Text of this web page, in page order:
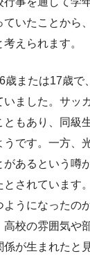
ていたことから
えられます。
歳または17歳で
いました。サッ
ともあり、同級
うです。一方、
があるという噂
とされています
ようになったの
高校の雰囲気や
が生まれたと